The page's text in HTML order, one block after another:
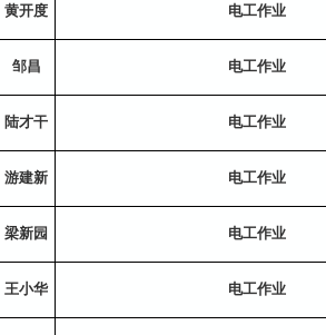
黄开度 电工作业
邹昌 电工作业
陆才干 电工作业
游建新 电工作业
梁新园 电工作业
王小华 电工作业